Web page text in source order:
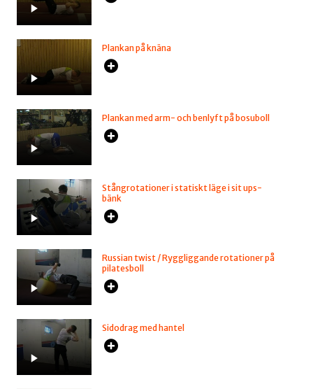
Plankan på knäna
Plankan med arm- och benlyft på bosuboll
Stångrotationer i statiskt läge i sit ups-
bänk
Russian twist / Ryggliggande rotationer på
pilatesboll
Sidodrag med hantel